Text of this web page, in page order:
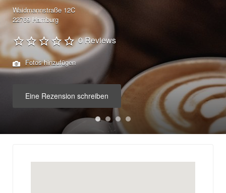
Waidmannstraße 12C
22769 Hamburg
0 Reviews
Fotos hinzufügen
Eine Rezension schreiben